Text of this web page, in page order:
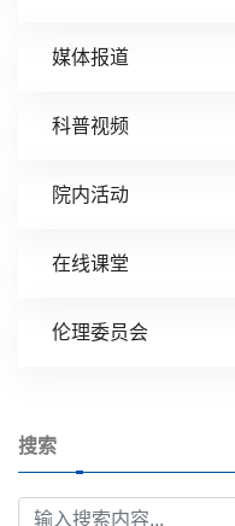
媒体报道
科普视频
院内活动
在线课堂
伦理委员会
搜索